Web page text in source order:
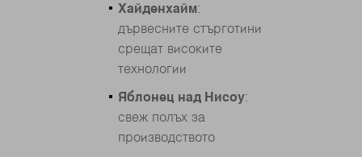
Хайденхайм:
дървесните стърготини
срещат високите
технологии
Яблонец над Нисоу:
свеж полъх за
производството